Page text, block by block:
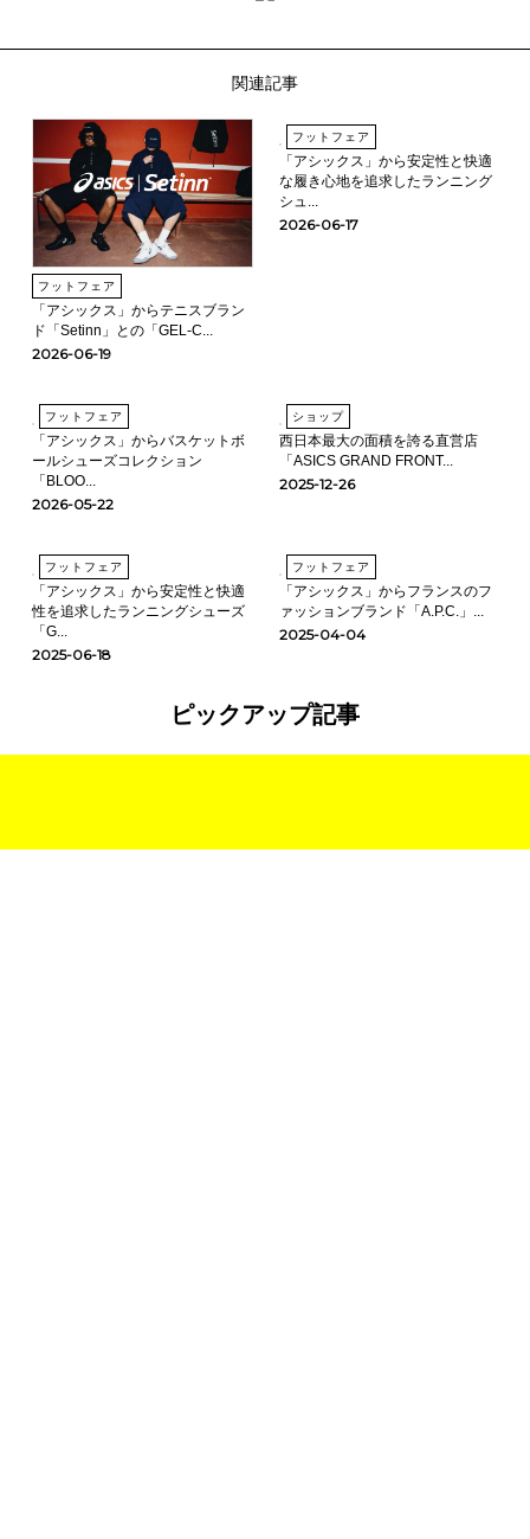
関連記事
フットフェア
「アシックス」からテニスブラン
ド「Setinn」との「GEL-C...
2026-06-19
フットフェア
「アシックス」から安定性と快適
な履き心地を追求したランニング
シュ...
2026-06-17
フットフェア
「アシックス」からバスケットボ
ールシューズコレクション
「BLOO...
2026-05-22
ショップ
西日本最大の面積を誇る直営店
「ASICS GRAND FRONT...
2025-12-26
フットフェア
「アシックス」から安定性と快適
性を追求したランニングシューズ
「G...
2025-06-18
フットフェア
「アシックス」からフランスのフ
ァッションブランド「A.P.C.」...
2025-04-04
ピックアップ記事